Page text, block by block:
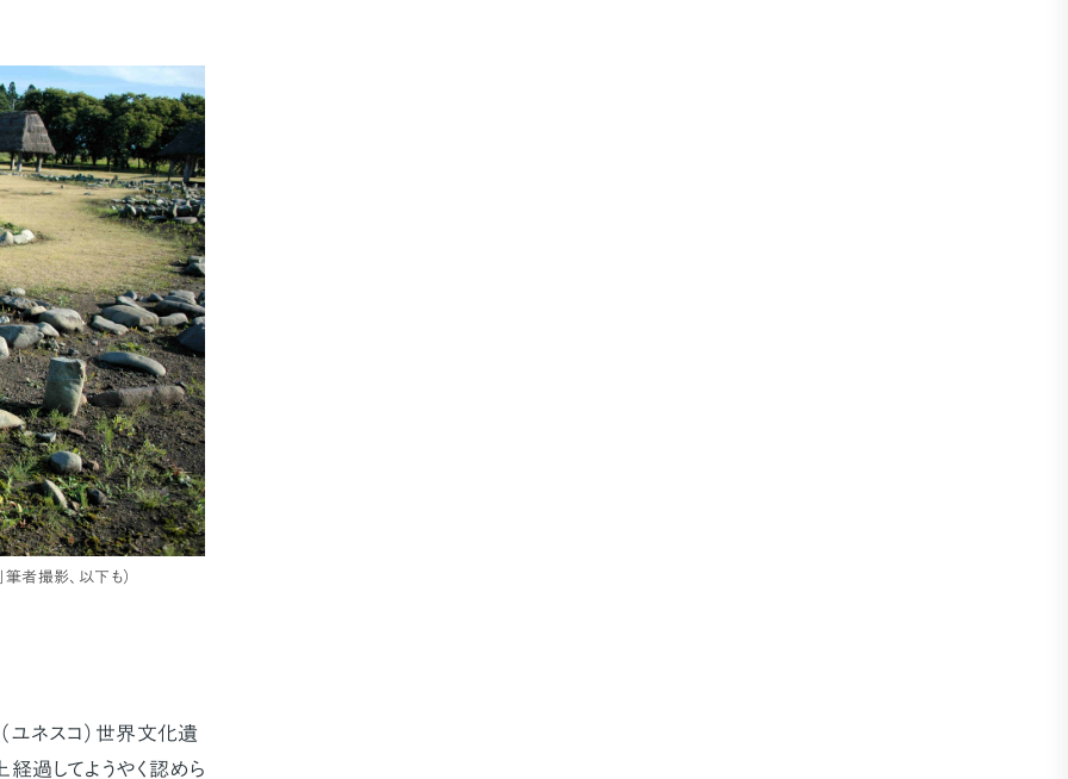
者撮影、以下も）
ネスコ）世界文化遺
過してようやく認めら